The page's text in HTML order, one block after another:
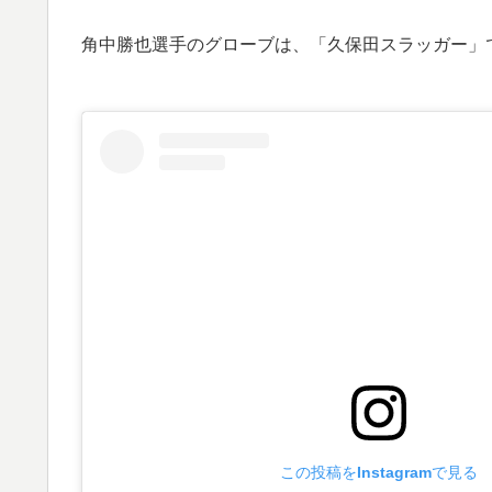
角中勝也選手のグローブは、「久保田スラッガー」
この投稿をInstagramで見る